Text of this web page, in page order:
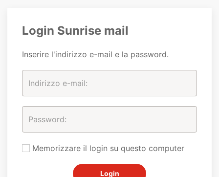
Login Sunrise mail
Inserire l'indirizzo e-mail e la password.
Memorizzare il login su questo computer